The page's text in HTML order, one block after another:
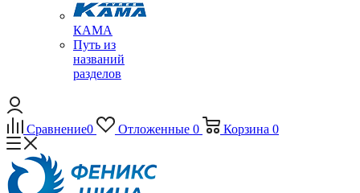
КАМА
Путь из
названий
разделов
Сравнение0 Отложенные 0 Корзина 0